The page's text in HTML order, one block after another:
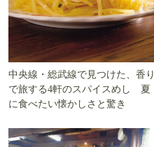
中央線・総武線で見つけた、香り
で旅する4軒のスパイスめし 夏
に食べたい懐かしさと驚き